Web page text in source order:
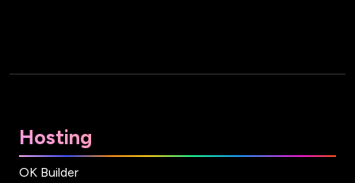
Hosting
OK Builder